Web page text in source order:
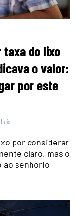
do lixo
o valor:
por este
por considerar
claro, mas o
ao senhorio